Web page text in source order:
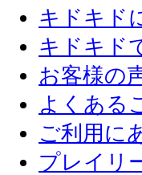
キドキド
キドキド
お客様の
よくある
ご利用に
プレイリ